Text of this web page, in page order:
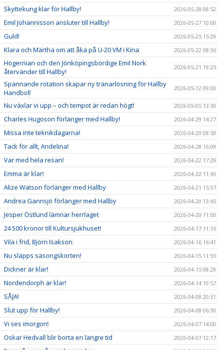
Skyttekung klar för Hallby! 2026-05-28 08:52
Emil Johannisson ansluter till Hallby! 2026-05-27 10:00
Guld! 2026-05-25 15:29
Klara och Märtha om att åka på U-20 VM i Kina 2026-05-22 08:56
Högernian och den Jönköpingsbördige Emil Nork
återvänder till Hallby!
2026-05-21 19:25
Spännande rotation skapar ny tränarlösning för Hallby
Handboll
2026-05-12 09:00
Nu växlar vi upp – och tempot är redan högt! 2026-05-05 13:30
Charles Hugoson förlänger med Hallby! 2026-04-29 14:27
Missa inte teknikdagarna! 2026-04-29 08:59
Tack för allt, Andelina! 2026-04-28 16:09
Var med hela resan! 2026-04-22 17:29
Emma är klar! 2026-04-22 11:43
Alize Watson förlänger med Hallby 2026-04-21 15:37
Andrea Gannsjö förlänger med Hallby 2026-04-20 13:45
Jesper Östlund lämnar herrlaget 2026-04-20 11:00
24 500 kronor till Kultursjukhuset! 2026-04-17 11:16
Vila i frid, Björn Isakson 2026-04-16 16:41
Nu släpps säsongskorten! 2026-04-15 11:55
Dickner är klar! 2026-04-15 08:29
Nordendorph är klar! 2026-04-14 10:57
SÅJA! 2026-04-08 20:31
Slut upp för Hallby! 2026-04-08 06:30
Vi ses imorgon! 2026-04-07 14:00
Oskar Hedvall blir borta en längre tid 2026-04-07 12:17